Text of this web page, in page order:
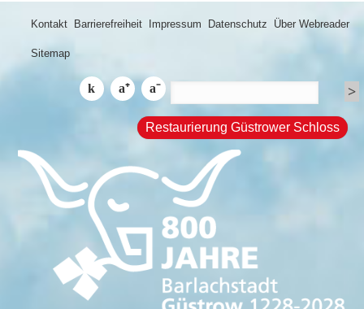
Kontakt Barrierefreiheit Impressum Datenschutz Über Webreader
Sitemap
Restaurierung Güstrower Schloss